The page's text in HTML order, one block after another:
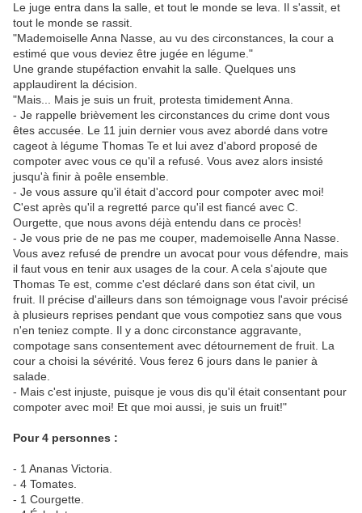
Le juge entra dans la salle, et tout le monde se leva. Il s'assit, et
tout le monde se rassit.
"Mademoiselle Anna Nasse, au vu des circonstances, la cour a
estimé que vous deviez être jugée en légume."
Une grande stupéfaction envahit la salle. Quelques uns
applaudirent la décision.
"Mais... Mais je suis un fruit, protesta timidement Anna.
- Je rappelle brièvement les circonstances du crime dont vous
êtes accusée. Le 11 juin dernier vous avez abordé dans votre
cageot à légume Thomas Te et lui avez d'abord proposé de
compoter avec vous ce qu'il a refusé. Vous avez alors insisté
jusqu'à finir à poêle ensemble.
- Je vous assure qu'il était d'accord pour compoter avec moi!
C'est après qu'il a regretté parce qu'il est fiancé avec C.
Ourgette, que nous avons déjà entendu dans ce procès!
- Je vous prie de ne pas me couper, mademoiselle Anna Nasse.
Vous avez refusé de prendre un avocat pour vous défendre, mais
il faut vous en tenir aux usages de la cour. A cela s'ajoute que
Thomas Te est, comme c'est déclaré dans son état civil, un
fruit. Il précise d'ailleurs dans son témoignage vous l'avoir précisé
à plusieurs reprises pendant que vous compotiez sans que vous
n'en teniez compte. Il y a donc circonstance aggravante,
compotage sans consentement avec détournement de fruit. La
cour a choisi la sévérité. Vous ferez 6 jours dans le panier à
salade.
- Mais c'est injuste, puisque je vous dis qu'il était consentant pour
compoter avec moi! Et que moi aussi, je suis un fruit!"
Pour 4 personnes :
- 1 Ananas Victoria.
- 4 Tomates.
- 1 Courgette.